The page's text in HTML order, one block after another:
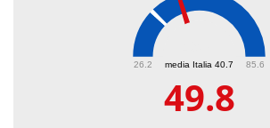
media Italia 40.7
26.2 85.6
49.8